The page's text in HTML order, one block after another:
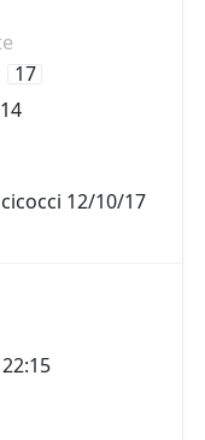
17
12/10/17